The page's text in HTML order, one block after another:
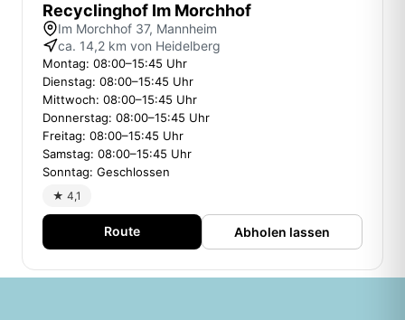
Recyclinghof Im Morchhof
Im Morchhof 37, Mannheim
ca. 14,2 km von Heidelberg
Montag: 08:00–15:45 Uhr
Dienstag: 08:00–15:45 Uhr
Mittwoch: 08:00–15:45 Uhr
Donnerstag: 08:00–15:45 Uhr
Freitag: 08:00–15:45 Uhr
Samstag: 08:00–15:45 Uhr
Sonntag: Geschlossen
★ 4,1
Route Abholen lassen